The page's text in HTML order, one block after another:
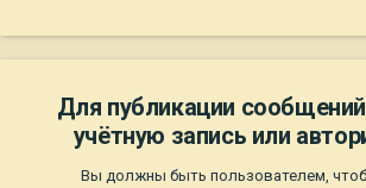
Для публикации
учётную запись или
Вы должны быть пользователем,